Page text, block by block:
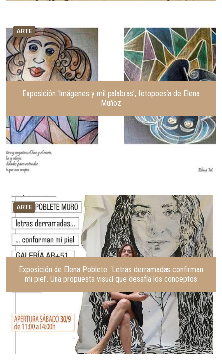
ARTE
Exposición ‘Imágenes y mil palabras’, fotopoesía de Elena
Muñoz
ARTE
Exposición de Elena Poblete: ‘Letras derramadas confirman
mi piel’. Una propuesta visual que desafía los conceptos